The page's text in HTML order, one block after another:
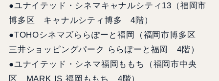
●ユナイテッド・シネマキャナルシティ13（福岡市
博多区 キャナルシティ博多 4階）
●TOHOシネマズららぽーと福岡（福岡市博多区
三井ショッピングパーク ららぽーと福岡 4階）
●ユナイテッド・シネマ福岡ももち（福岡市中央
区 MARK IS 福岡ももち 4階）